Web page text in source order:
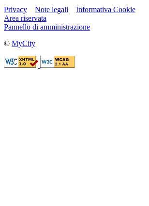
Privacy Note legali
Informativa Cookie
Area riservata
Pannello di amministrazione
© MyCity